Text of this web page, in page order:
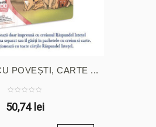
POVEȘTI, CARTE ...
50,74 lei